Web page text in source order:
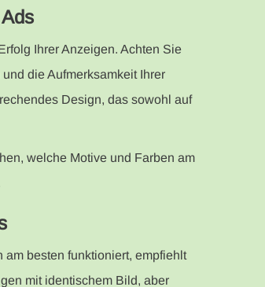
Ihrer Anzeigen. Achten Sie
die Aufmerksamkeit Ihrer
Design, das sowohl auf
welche Motive und Farben am
besten funktioniert, empfiehlt
mit identischem Bild, aber